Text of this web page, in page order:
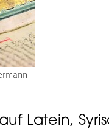
Latein,